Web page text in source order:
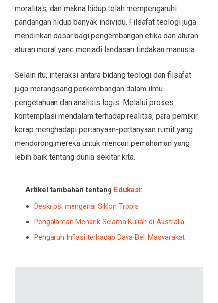
moralitas, dan makna hidup telah mempengaruhi
pandangan hidup banyak individu. Filsafat teologi juga
mendirikan dasar bagi pengembangan etika dan aturan-
aturan moral yang menjadi landasan tindakan manusia.
Selain itu, interaksi antara bidang teologi dan filsafat
juga merangsang perkembangan dalam ilmu
pengetahuan dan analisis logis. Melalui proses
kontemplasi mendalam terhadap realitas, para pemikir
kerap menghadapi pertanyaan-pertanyaan rumit yang
mendorong mereka untuk mencari pemahaman yang
lebih baik tentang dunia sekitar kita.
Artikel tambahan tentang Edukasi:
Deskripsi mengenai Siklon Tropis
Pengalaman Menarik Selama Kuliah di Australia
Pengaruh Inflasi terhadap Daya Beli Masyarakat